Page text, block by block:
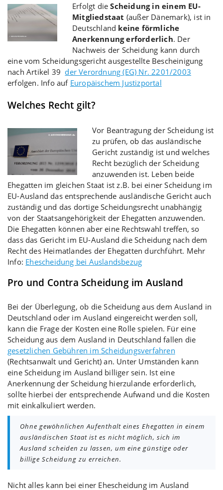
Erfolgt dieScheidung in einem EU-
Mitgliedstaat (außer Dänemark), ist in
Deutschland keine förmliche
Anerkennung erforderlich. Der
Nachweis der Scheidung kann durch
eine vom Scheidungsgericht ausgestellte Bescheinigung
nach Artikel 39 der Verordnung (EG) Nr. 2201/2003
erfolgen. Info auf Europäischem Justizportal
Welches Recht gilt?
Vor Beantragung der Scheidung ist
zu prüfen, ob das ausländische
Gericht zuständig ist und welches
Recht bezüglich der Scheidung
anzuwenden ist. Leben beide
Ehegatten im gleichen Staat ist z.B. bei einer Scheidung im
EU-Ausland das entsprechende ausländische Gericht auch
zuständig und das dortige Scheidungsrecht unabhängig
von der Staatsangehörigkeit der Ehegatten anzuwenden.
Die Ehegatten können aber eine Rechtswahl treffen, so
dass das Gericht im EU-Ausland die Scheidung nach dem
Recht des Heimatlandes der Ehegatten durchführt. Mehr
Info: Ehescheidung bei Auslandsbezug
Pro und Contra Scheidung im Ausland
Bei der Überlegung, ob die Scheidung aus dem Ausland in
Deutschland oder im Ausland eingereicht werden soll,
kann die Frage der Kosten eine Rolle spielen. Für eine
Scheidung aus dem Ausland in Deutschland fallen die
gesetzlichen Gebühren im Scheidungsverfahren
(Rechtsanwalt und Gericht) an. Unter Umständen kann
eine Scheidung im Ausland billiger sein. Ist eine
Anerkennung der Scheidung hierzulande erforderlich,
sollte hierbei der entsprechende Aufwand und die Kosten
mit einkalkuliert werden.
Ohne gewöhnlichen Aufenthalt eines Ehegatten in einem
ausländischen Staat ist es nicht möglich, sich im
Ausland scheiden zu lassen, um eine günstige oder
billige Scheidung zu erreichen.
Nicht alles kann bei einer Ehescheidung im Ausland